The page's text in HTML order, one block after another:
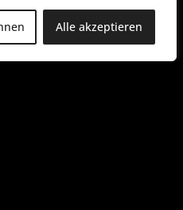
Alle akzeptieren
i
a
.
d